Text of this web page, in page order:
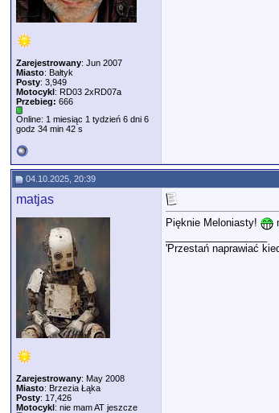
Zarejestrowany: Jun 2007
Miasto: Bałtyk
Posty: 3,949
Motocykl: RD03 2xRD07a
Przebieg: 666
Online: 1 miesiąc 1 tydzień 6 dni 6
godz 34 min 42 s
04.10.2025, 20:39
matjas
Zarejestrowany: May 2008
Miasto: Brzezia Łąka
Posty: 17,426
Motocykl: nie mam AT jeszcze
Pięknie Meloniasty!
'Przestań naprawiać